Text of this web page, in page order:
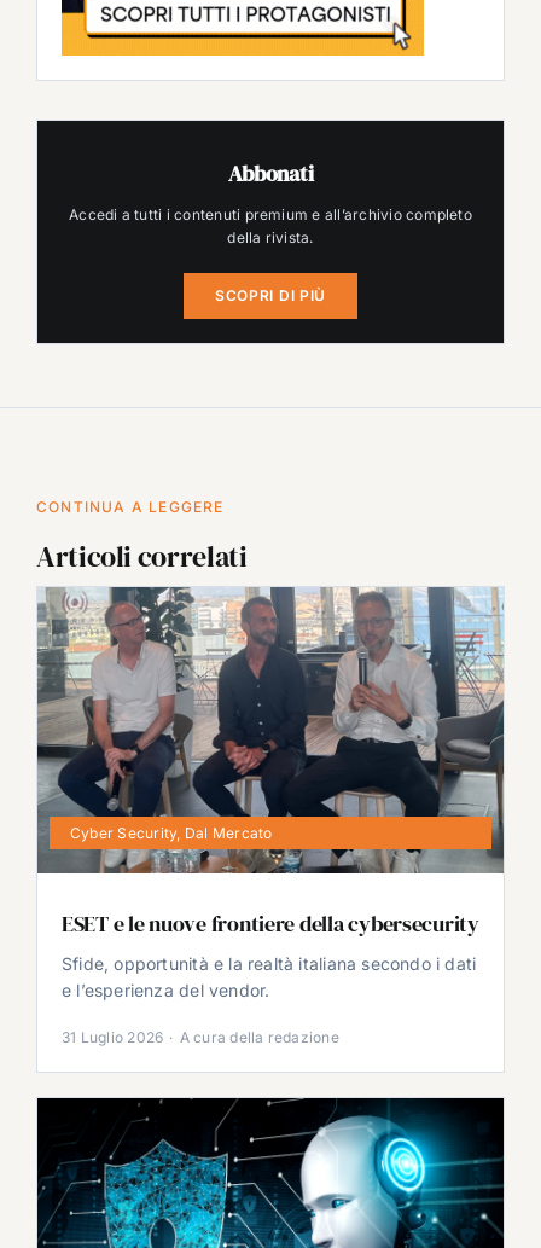
Abbonati
Accedi a tutti i contenuti premium e all’archivio completo
della rivista.
SCOPRI DI PIÙ
CONTINUA A LEGGERE
Articoli correlati
Cyber Security, Dal Mercato
ESET e le nuove frontiere della cybersecurity
Sfide, opportunità e la realtà italiana secondo i dati
e l’esperienza del vendor.
31 Luglio 2026 · A cura della redazione